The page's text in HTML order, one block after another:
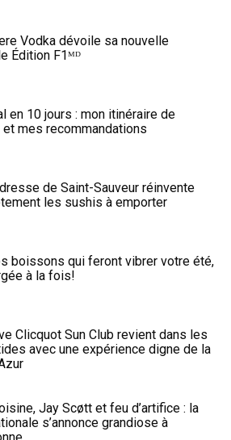
Vodka dévoile sa nouvelle
Édition F1ᴹᴰ
en 10 jours : mon itinéraire de
mes recommandations
de Saint-Sauveur réinvente
les sushis à emporter
boissons qui feront vibrer votre été,
à la fois!
Clicquot Sun Club revient dans les
avec une expérience digne de la
Jay Scøtt et feu d’artifice : la
s’annonce grandiose à